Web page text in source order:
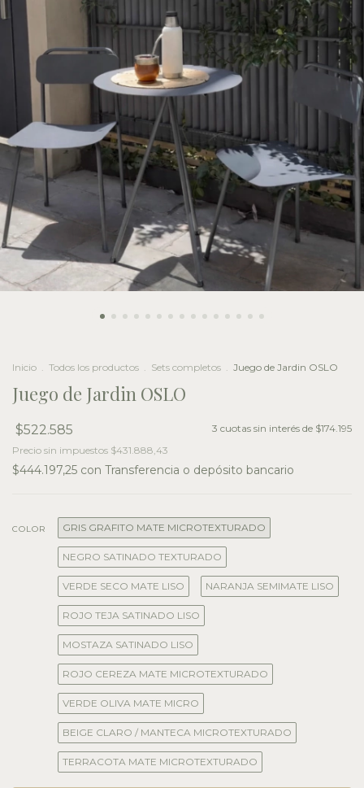
Inicio . Todos los productos . Sets completos . Juego de Jardin OSLO
Juego de Jardin OSLO
$522.585 3 cuotas sin interés de $174.195
Precio sin impuestos $431.888,43
$444.197,25 con Transferencia o depósito bancario
COLOR GRIS GRAFITO MATE MICROTEXTURADO
NEGRO SATINADO TEXTURADO
VERDE SECO MATE LISO NARANJA SEMIMATE LISO
ROJO TEJA SATINADO LISO
MOSTAZA SATINADO LISO
ROJO CEREZA MATE MICROTEXTURADO
VERDE OLIVA MATE MICRO
BEIGE CLARO / MANTECA MICROTEXTURADO
TERRACOTA MATE MICROTEXTURADO